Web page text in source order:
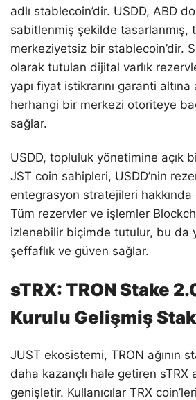
adlı stablecoin’dir. USDD, ABD
sabitlenmiş şekilde tasarlanmış,
merkeziyetsiz bir stablecoin’dir.
olarak tutulan dijital varlık
yapı fiyat istikrarını garanti
herhangi bir merkezi otoriteye
sağlar.
USDD, topluluk yönetimine açık
JST coin sahipleri, USDD’nin
entegrasyon stratejileri
Tüm rezervler ve işlemler
izlenebilir biçimde tutulur, bu da
şeffaflık ve güven sağlar.
sTRX: TRON Stake
Kurulu Gelişmiş
JUST ekosistemi, TRON ağının
daha kazançlı hale getiren sTRX
genişletir. Kullanıcılar TRX